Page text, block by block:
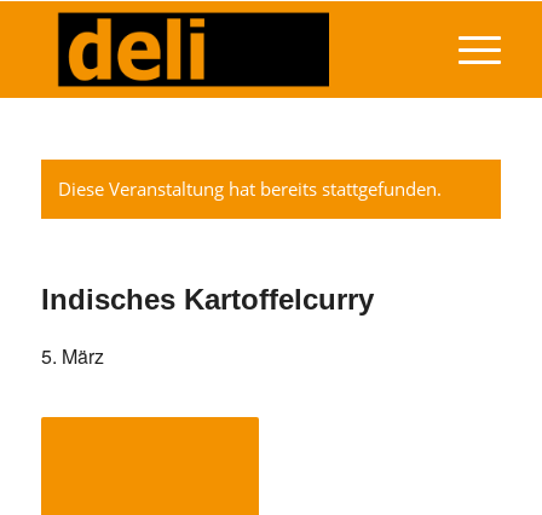
Diese Veranstaltung hat bereits stattgefunden.
Indisches Kartoffelcurry
5. März